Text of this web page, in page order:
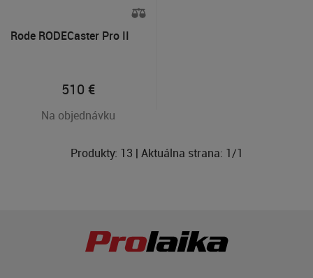
Rode RODECaster Pro II
510 €
Na objednávku
Produkty: 13 | Aktuálna strana: 1/1